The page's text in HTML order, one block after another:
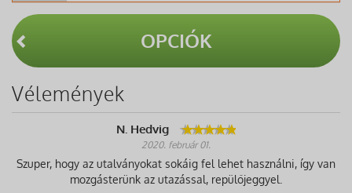
OPCIÓK
Vélemények
N. Hedvig
2020. február 01.
Szuper, hogy az utalványokat sokáig fel lehet használni, így van
mozgásterünk az utazással, repülőjeggyel.